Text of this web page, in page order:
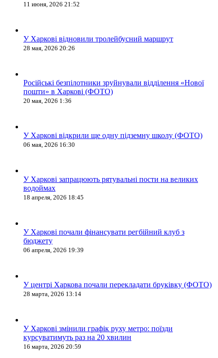
11 июня, 2026 21:52
У Харкові відновили тролейбусний маршрут
28 мая, 2026 20:26
Російські безпілотники зруйнували відділення «Нової
пошти» в Харкові (ФОТО)
20 мая, 2026 1:36
У Харкові відкрили ще одну підземну школу (ФОТО)
06 мая, 2026 16:30
У Харкові запрацюють рятувальні пости на великих
водоймах
18 апреля, 2026 18:45
У Харкові почали фінансувати регбійний клуб з
бюджету
06 апреля, 2026 19:39
У центрі Харкова почали перекладати бруківку (ФОТО)
28 марта, 2026 13:14
У Харкові змінили графік руху метро: поїзди
курсуватимуть раз на 20 хвилин
16 марта, 2026 20:59